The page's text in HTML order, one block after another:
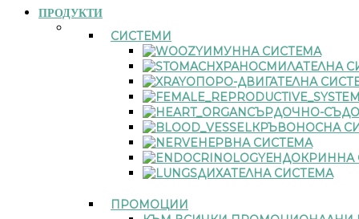
ПРОДУКТИ
СИСТЕМИ
ИМУННА СИСТЕМА
ХРАНОСМИЛАТЕЛНА
ОПОРО-ДВИГАТЕЛНА
СЪРДОЧНО-
КРЪВОНОСНА
НЕРВНА СИСТЕМА
ЕНДОКРИННА
ДИХАТЕЛНА СИСТЕМА
ПРОМОЦИИ